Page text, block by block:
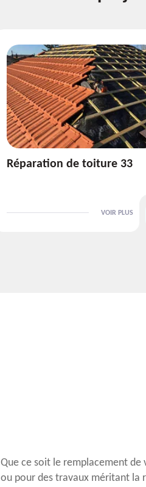
Isolation de toiture 33
VOIR PLUS
Que ce soit le remplacement
ou pour des travaux méritant la